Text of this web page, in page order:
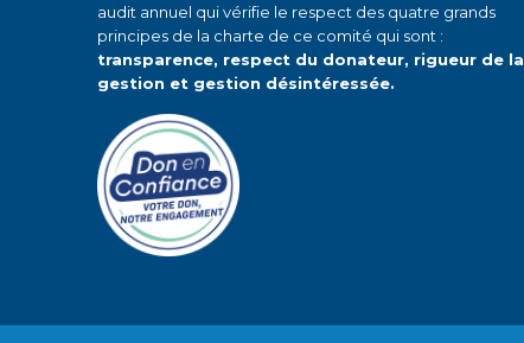
audit annuel qui vérifie le respect des quatre grands
principes de la charte de ce comité qui sont :
transparence, respect du donateur, rigueur de la
gestion et gestion désintéressée.